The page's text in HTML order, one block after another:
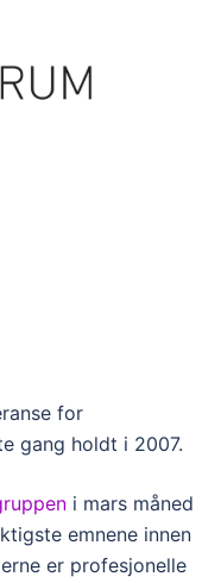
for
gang holdt i 2007.
i mars måned
emnene innen
er profesjonelle